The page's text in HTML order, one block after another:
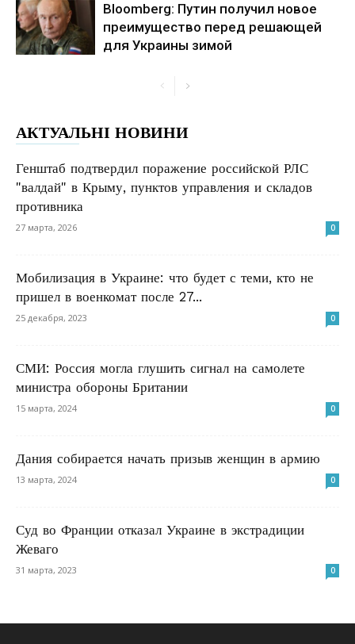
Bloomberg: Путин получил новое
преимущество перед решающей
для Украины зимой
АКТУАЛЬНІ НОВИНИ
Генштаб подтвердил поражение российской РЛС
"валдай" в Крыму, пунктов управления и складов
противника
27 марта, 2026 0
Мобилизация в Украине: что будет с теми, кто не
пришел в военкомат после 27...
25 декабря, 2023 0
СМИ: Россия могла глушить сигнал на самолете
министра обороны Британии
15 марта, 2024 0
Дания собирается начать призыв женщин в армию
13 марта, 2024 0
Суд во Франции отказал Украине в экстрадиции
Жеваго
31 марта, 2023 0